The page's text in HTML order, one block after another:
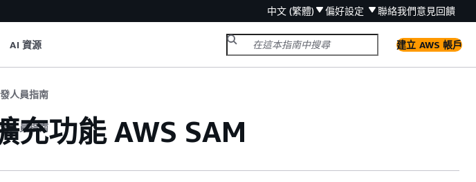
中文 (繁體) 偏好設定 聯絡我們意見回饋
AI 資源 建立 AWS 帳戶
人員指南
人員指南
充功能 AWS SAM